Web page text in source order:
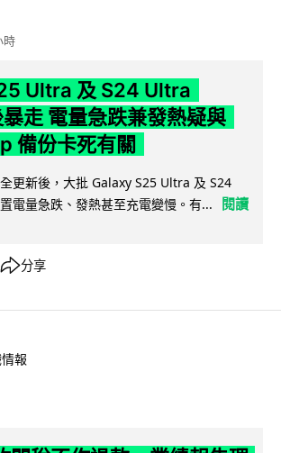
時
Ultra 及 S24 Ultra
走 電量急跌兼發熱疑與
備份卡死有關
更新後，大批 Galaxy S25 Ultra 及 S24
電量急跌、發熱甚至充電變慢。有...
閱讀
分享
報